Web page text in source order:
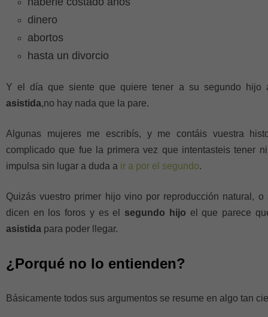
dinero
abortos
hasta un divorcio
Y el día que siente que quiere tener a su segundo hijo
asistida,no hay nada que la pare.
Algunas mujeres me escribís, y me contáis vuestra
complicado que fue la primera vez que intentasteis tener
impulsa sin lugar a duda a ir a por el segundo.
Quizás vuestro primer hijo vino por reproducción natural,
dicen en los foros y es el segundo hijo el que parece
asistida para poder llegar.
¿Porqué no lo entienden?
Básicamente todos sus argumentos se resume en algo tan